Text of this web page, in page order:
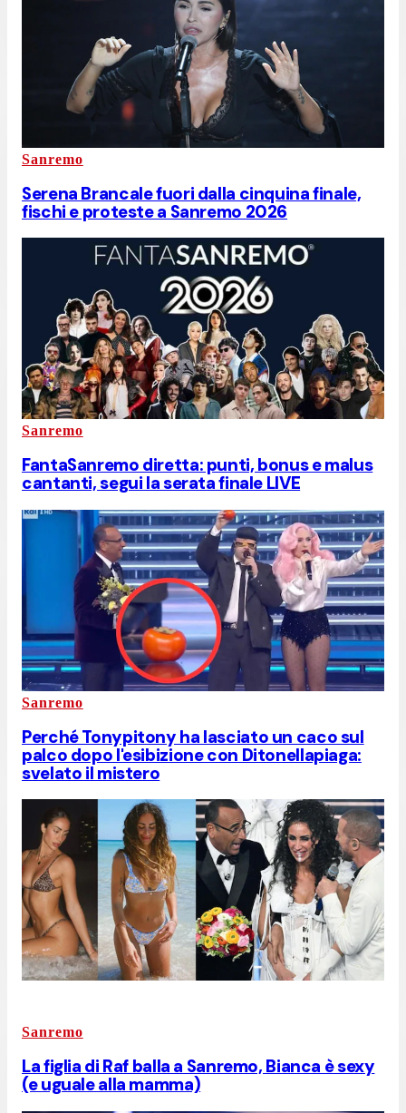
Sanremo
Serena Brancale fuori dalla cinquina finale,
fischi e proteste a Sanremo 2026
Sanremo
FantaSanremo diretta: punti, bonus e malus
cantanti, segui la serata finale LIVE
Sanremo
Perché Tonypitony ha lasciato un caco sul
palco dopo l'esibizione con Ditonellapiaga:
svelato il mistero
Sanremo
La figlia di Raf balla a Sanremo, Bianca è sexy
(e uguale alla mamma)